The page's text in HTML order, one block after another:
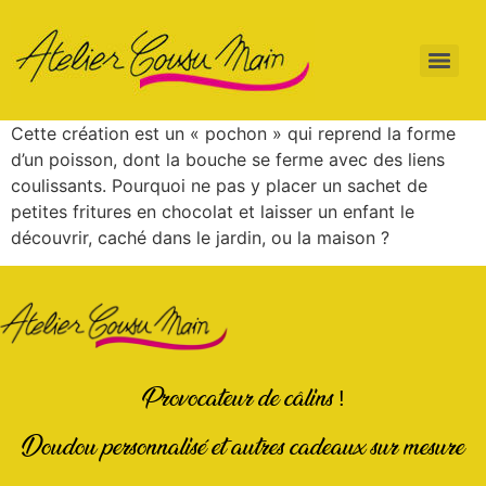
Cette création est un « pochon » qui reprend la forme
d’un poisson, dont la bouche se ferme avec des liens
coulissants. Pourquoi ne pas y placer un sachet de
petites fritures en chocolat et laisser un enfant le
découvrir, caché dans le jardin, ou la maison ?
Provocateur de câlins !
Doudou personnalisé et autres cadeaux sur mesure